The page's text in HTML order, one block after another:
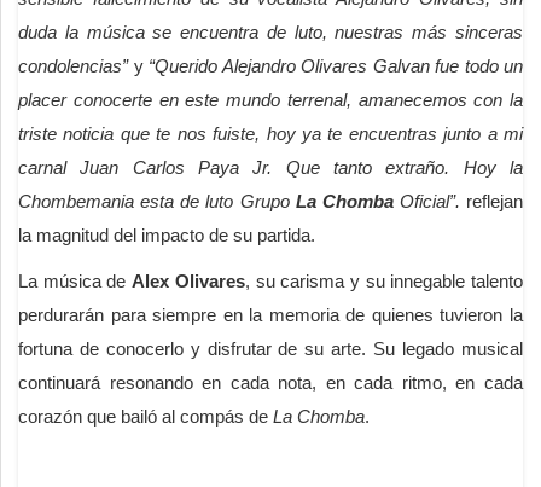
duda la música se encuentra de luto, nuestras más sinceras
condolencias”y “Querido Alejandro Olivares Galvan fue todo un
placer conocerte en este mundo terrenal, amanecemos con la
triste noticia que te nos fuiste, hoy ya te encuentras junto a mi
carnal Juan Carlos Paya Jr. Que tanto extraño. Hoy la
Chombemania esta de luto GrupoLa ChombaOficial”. reflejan
la magnitud del impacto de su partida.
La música deAlex Olivares, su carisma y su innegable talento
perdurarán para siempre en la memoria de quienes tuvieron la
fortuna de conocerlo y disfrutar de su arte. Su legado musical
continuará resonando en cada nota, en cada ritmo, en cada
corazón que bailó al compás de La Chomba.